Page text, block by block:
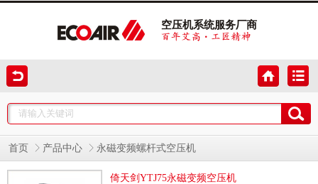
空压机系统服务厂商
首页 产品中心 永磁变频螺杆式空压机
倚天剑YTJ75永磁变频空压机